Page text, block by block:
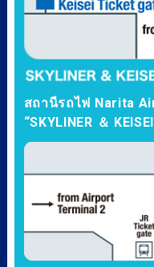
สถานีรถไฟ Narita
“SKYLINER ＆